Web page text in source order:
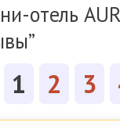
отель
1 2 3